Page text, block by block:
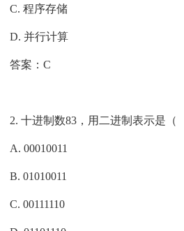
C. 程序存储
D. 并行计算
答案：C
2. 十进制数83，用二进制表示
A. 00010011
B. 01010011
C. 00111110